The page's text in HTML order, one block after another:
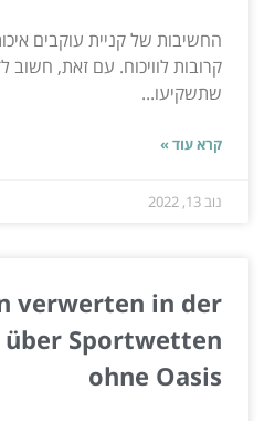
החשיבות של קניית עוקבים
קרובות לוויכוח. עם זאת,
שתשקיעו...
קרא עוד »
נוב 13, 2022
verwerten in der
Sportwetten
ohne Oasis